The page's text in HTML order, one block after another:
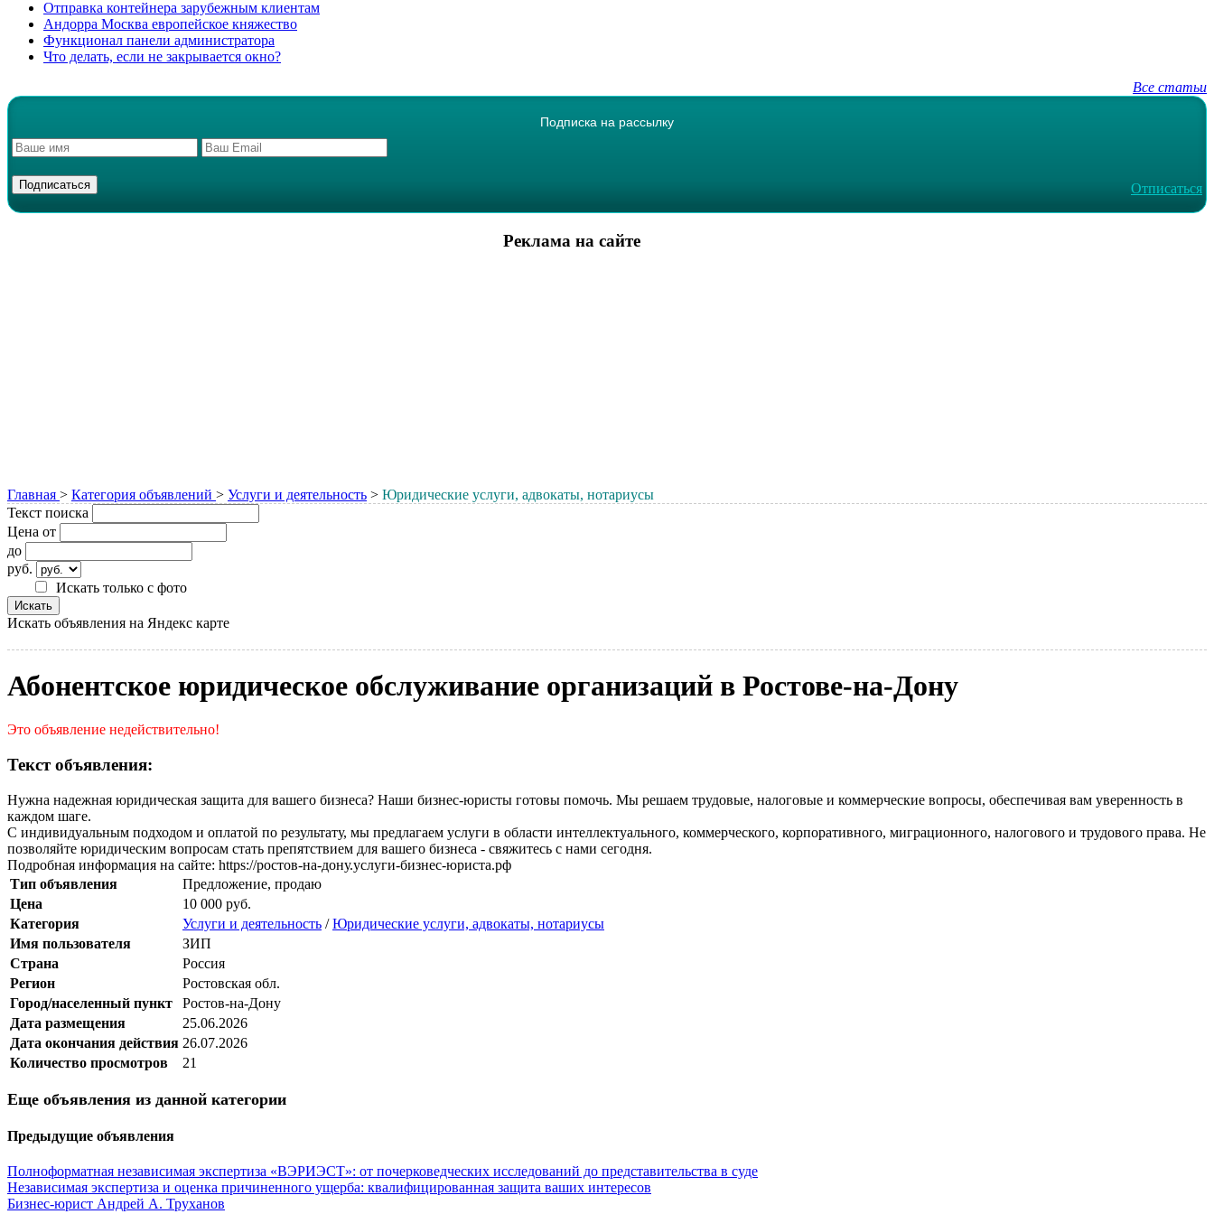
Отправка контейнера зарубежным клиентам
Андорра Москва европейское княжество
Функционал панели администратора
Что делать, если не закрывается окно?
Все статьи
Подписка на рассылку
Отписаться
Реклама на сайте
Главная > Категория объявлений > Услуги и деятельность > Юридические услуги, адвокаты, нотариусы
Текст поиска
Цена от
до
руб.
Искать только с фото
Искать объявления на Яндекс карте
Абонентское юридическое обслуживание организаций в Ростове-на-Дону
Это объявление недействительно!
Текст объявления:
Нужна надежная юридическая защита для вашего бизнеса? Наши бизнес-юристы готовы помочь. Мы решаем трудовые, налоговые и коммерческие вопросы, обеспечивая вам уверенность в
каждом шаге.
С индивидуальным подходом и оплатой по результату, мы предлагаем услуги в области интеллектуального, коммерческого, корпоративного, миграционного, налогового и трудового права. Не
позволяйте юридическим вопросам стать препятствием для вашего бизнеса - свяжитесь с нами сегодня.
Подробная информация на сайте: https://ростов-на-дону.услуги-бизнес-юриста.рф
Тип объявления
Предложение, продаю
Цена
10 000 руб.
Категория
Услуги и деятельность /Юридические услуги, адвокаты, нотариусы
Имя пользователя
ЗИП
Страна
Россия
Регион
Ростовская обл.
Город/населенный пункт
Ростов-на-Дону
Дата размещения
25.06.2026
Дата окончания действия 26.07.2026
Количество просмотров
21
Еще объявления из данной категории
Предыдущие объявления
Полноформатная независимая экспертиза «ВЭРИЭСТ»: от почерковедческих исследований до представительства в суде
Независимая экспертиза и оценка причиненного ущерба: квалифицированная защита ваших интересов
Бизнес-юрист Андрей А. Труханов